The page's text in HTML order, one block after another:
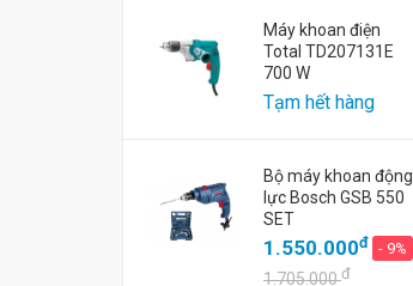
Máy khoan điện
Total TD207131E
700 W
Tạm hết hàng
Bộ máy khoan động
lực Bosch GSB 550
SET
1.550.000đ - 9%
1.705.000đ